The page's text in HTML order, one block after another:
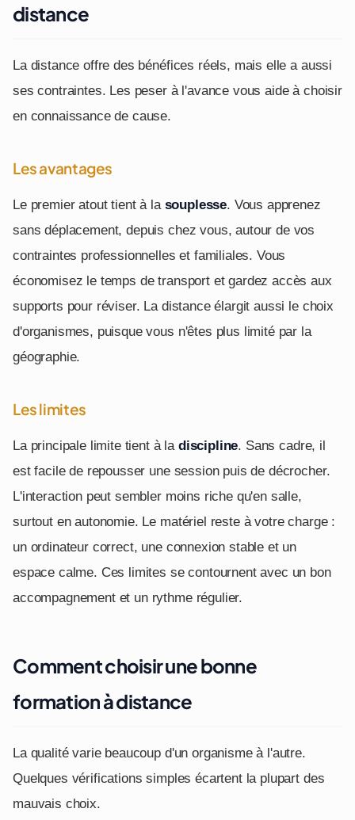
distance
La distance offre des bénéfices réels, mais elle a aussi
ses contraintes. Les peser à l'avance vous aide à choisir
en connaissance de cause.
Les avantages
Le premier atout tient à lasouplesse. Vous apprenez
sans déplacement, depuis chez vous, autour de vos
contraintes professionnelles et familiales. Vous
économisez le temps de transport et gardez accès aux
supports pour réviser. La distance élargit aussi le choix
d'organismes, puisque vous n'êtes plus limité par la
géographie.
Les limites
La principale limite tient à ladiscipline. Sans cadre, il
est facile de repousser une session puis de décrocher.
L'interaction peut sembler moins riche qu'en salle,
surtout en autonomie. Le matériel reste à votre charge :
un ordinateur correct, une connexion stable et un
espace calme. Ces limites se contournent avec un bon
accompagnement et un rythme régulier.
Comment choisir une bonne
formation à distance
La qualité varie beaucoup d'un organisme à l'autre.
Quelques vérifications simples écartent la plupart des
mauvais choix.